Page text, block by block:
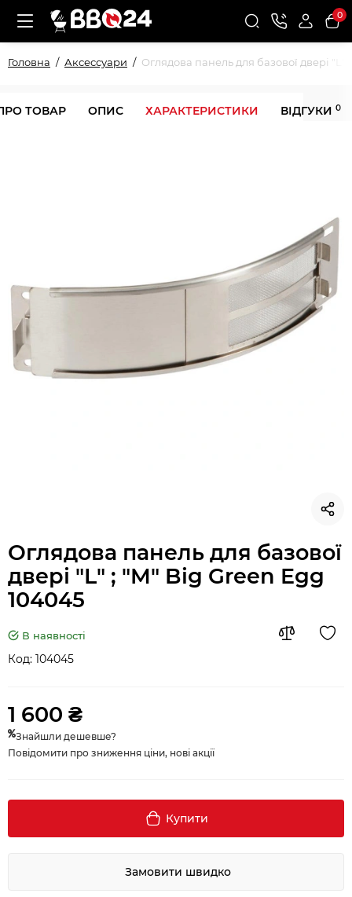
0
Головна Аксессуари Оглядова панель для базової двері
ТОВАР ОПИС ХАРАКТЕРИСТИКИ ВІДГУКИ 0
Оглядова панель для базової
двері "L" ; "M" Big Green Egg
104045
В наявності
Код: 104045
1 600 ₴
Знайшли дешевше?
Повідомити про зниження ціни, нові акції
Купити
Замовити швидко